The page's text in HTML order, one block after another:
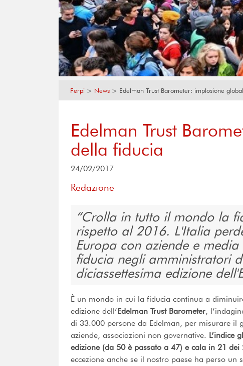
Ferpi > News > Edelman Trust Barometer: implosione
Edelman Trust
della fiducia
24/02/2017
Redazione
Crolla in tutto il mondo la
rispetto al 2016. L'Italia
Europa con aziende e
fiducia negli amministratori
diciassettesima edizione
È un mondo in cui la fiducia continua a
edizione dell’Edelman Trust Barometer,
di 33.000 persone da Edelman, per misurare
aziende, associazioni non governative. L’indice
edizione (da 50 è passato a 47) e cala in 21
eccezione anche se il nostro paese ha perso